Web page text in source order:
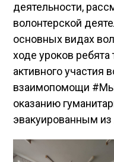
деятельности,
волонтерской
основных видах
ходе уроков
активного участия
взаимопомощи
оказанию
эвакуированным